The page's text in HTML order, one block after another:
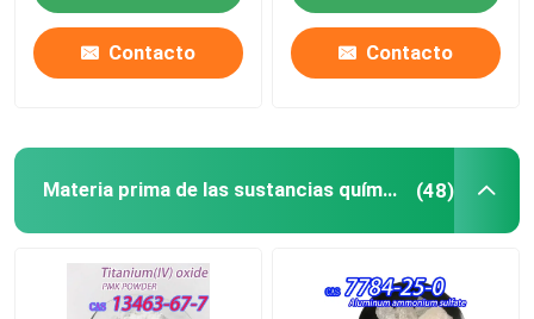
Sustancias aromáticas
Contacto Contacto
Materia prima de las sustancias químicas inorgánicas (48)